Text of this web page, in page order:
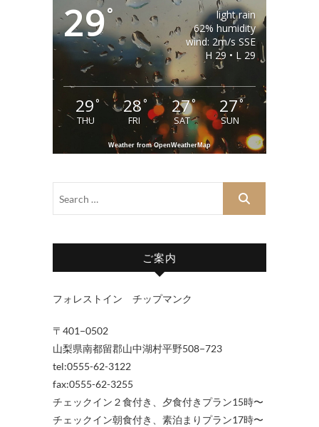
29°
light rain
62% humidity
wind: 2m/s SSE
H 29 • L 29
29°
THU
28°
FRI
27°
SAT
27°
SUN
Weather from OpenWeatherMap
ご案内
フォレストイン チップマンク
〒401−0502
山梨県南都留郡山中湖村平野508−723
tel:0555-62-3122
fax:0555-62-3255
チェックイン２食付き、夕食付きプラン15時〜
チェックイン朝食付き、素泊まりプラン17時〜